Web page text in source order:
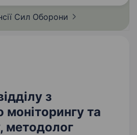
незалежність України
Сил Оборони
з
моніторингу та
методолог